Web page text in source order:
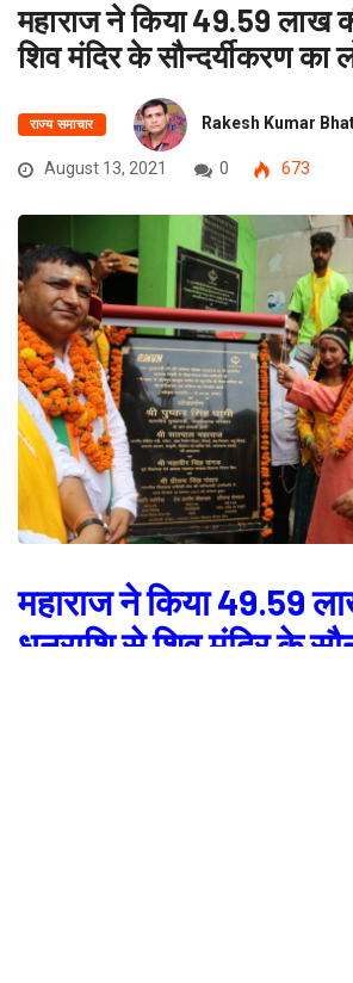
महाराज ने किया 49.59 लाख
शिव मंदिर के सौन्दर्यीकरण का
राज्य समाचार Rakesh Kumar
August 13, 2021 0 673
महाराज ने किया 49.59
धनराशि से शिव मंदिर के